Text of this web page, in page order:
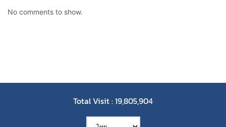
No comments to show.
Total Visit : 19,805,904